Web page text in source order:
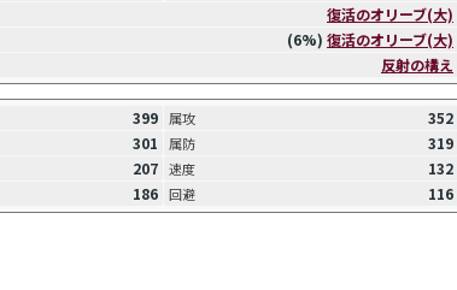
復活のオリーブ(大)
(6%) 復活のオリーブ(大)
反射の構え
399 属攻 352
301 属防 319
207 速度 132
186 回避 116